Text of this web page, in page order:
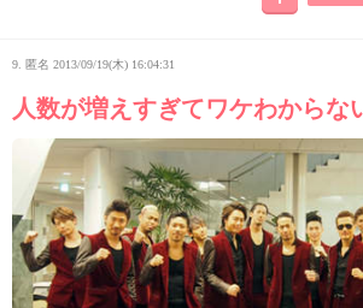
9. 匿名 2013/09/19(木) 16:04:31
人数が増えすぎてワケわからな